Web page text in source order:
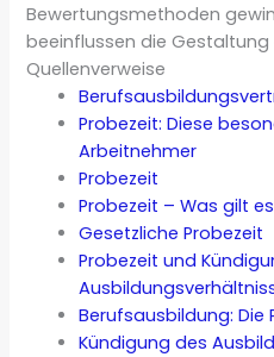
Bewertungsmethoden
beeinflussen die Gestaltung
Quellenverweise
Probezeit: Diese
Arbeitnehmer
Probezeit
Probezeit – Was gilt
Gesetzliche Probezeit
Probezeit und
Berufsausbildung: Die
Kündigung des